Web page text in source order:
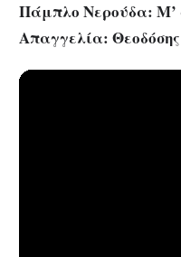
Πάμπλο Νερούδα: Μ’
Απαγγελία: